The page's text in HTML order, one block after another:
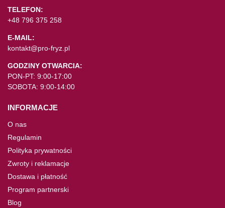
TELEFON:
+48 796 375 258
E-MAIL:
kontakt@pro-fryz.pl
GODZINY OTWARCIA:
PON-PT: 9:00-17:00
SOBOTA: 9:00-14:00
INFORMACJE
O nas
Regulamin
Polityka prywatności
Zwroty i reklamacje
Dostawa i płatność
Program partnerski
Blog